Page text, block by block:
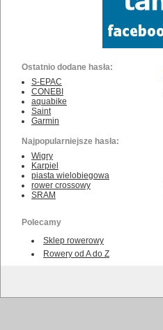
Ostatnio dodane hasła:
S-EPAC
CONEBI
aquabike
Saint
Garmin
Najpopularniejsze hasła:
Wigry
Karpiel
piasta wielobiegowa
rower crossowy
SRAM
Polecamy
Sklep rowerowy
Rowery od A do Z